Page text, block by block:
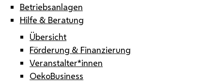
Betriebsanlagen
Hilfe & Beratung
Übersicht
Förderung & Finanzierung
Veranstalter*innen
OekoBusiness